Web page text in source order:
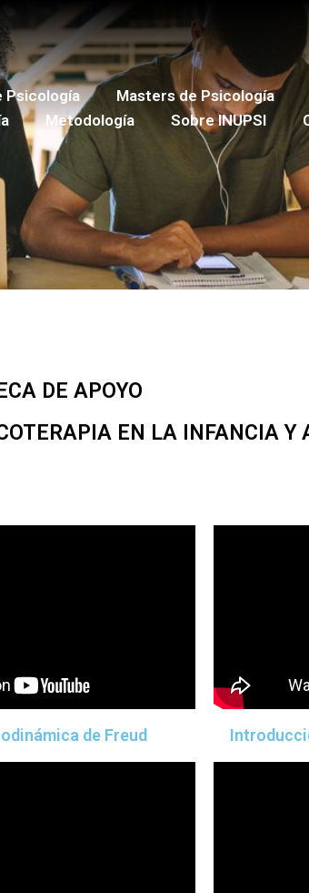
Psicología Masters de Psicología
Metodología Sobre INUPSI
DE APOYO
EN LA INFANCIA Y
de Freud